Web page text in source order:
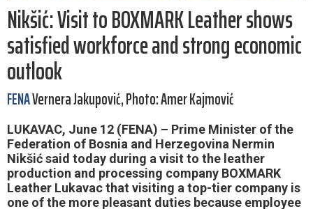
Nikšić: Visit to BOXMARK Leather shows
satisfied workforce and strong economic
outlook
FENAVernera Jakupović, Photo: Amer Kajmović
LUKAVAC, June 12 (FENA) – Prime Minister of the
Federation of Bosnia and Herzegovina Nermin
Nikšić said today during a visit to the leather
production and processing company BOXMARK
Leather Lukavac that visiting a top-tier company is
one of the more pleasant duties because employee